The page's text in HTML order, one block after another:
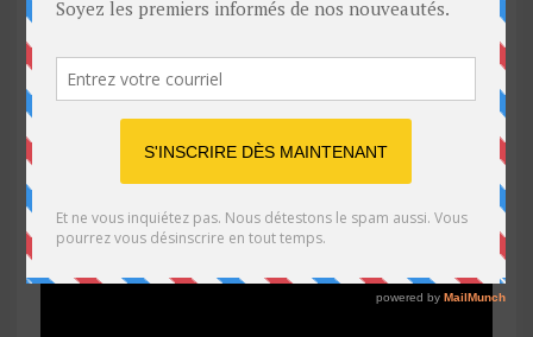
28 Fév 2014
Off
Dessin animé,Disney,princesse disney